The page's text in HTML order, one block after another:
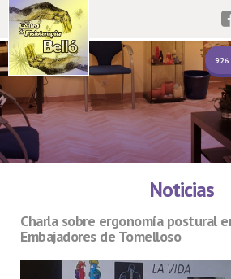
926
Noticias
Charla sobre ergonomía postural
Embajadores de Tomelloso